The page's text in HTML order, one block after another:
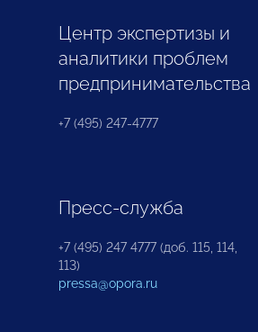
Центр экспертизы и
аналитики проблем
предпринимательства
+7 (495) 247-4777
Пресс-служба
+7 (495) 247 4777 (доб. 115, 114,
113)
pressa@opora.ru